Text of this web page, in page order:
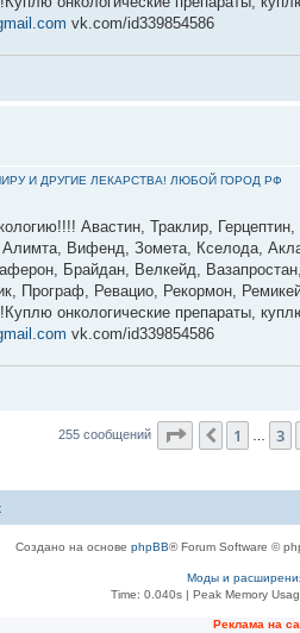
vk.com/id339854586
И ДРУГИЕ ЛЕКАРСТВА! ЛЮБОЙ ГОРОД РФ
Авастин, Траклир,
Алимта, Вифенд, Зомета, Кселода,
Брайдан, Велкейд,
Програф, Ревацио, Рекормон,
онкологические препараты,
vk.com/id339854586
255 сообщений Страница
Пред.
1 3
Создано на основе phpBB® Forum Software ©
Моды и
Time: 0.040s| Peak Memory
Рeклама на